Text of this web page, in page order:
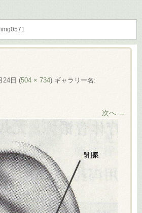
img0571
24日 (504 × 734) ギャラリー名:
次へ →